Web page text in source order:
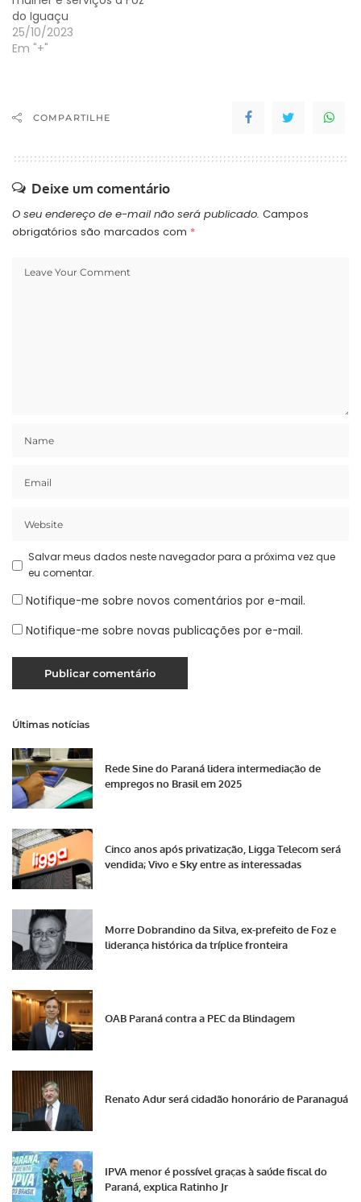
do Iguaçu
25/10/2023
Em "+"
COMPARTILHE
Deixe um comentário
O seu endereço de e-mail não será publicado. Campos
obrigatórios são marcados com *
Salvar meus dados neste navegador para a próxima vez que
eu comentar.
Notifique-me sobre novos comentários por e-mail.
Notifique-me sobre novas publicações por e-mail.
Últimas notícias
Rede Sine do Paraná lidera intermediação de
empregos no Brasil em 2025
Cinco anos após privatização, Ligga Telecom será
vendida; Vivo e Sky entre as interessadas
Morre Dobrandino da Silva, ex-prefeito de Foz e
liderança histórica da tríplice fronteira
OAB Paraná contra a PEC da Blindagem
Renato Adur será cidadão honorário de Paranaguá
IPVA menor é possível graças à saúde fiscal do
Paraná, explica Ratinho Jr